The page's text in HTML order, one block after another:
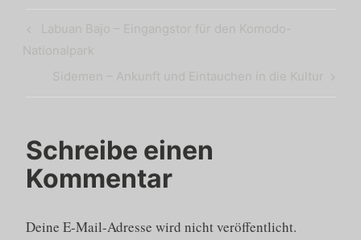
Beitragsnavigation
Previous
Post
Labuan Bajo – Eingangstor für den Komodo-
Nationalpark
Next
Sidemen – Ankunft und Eintauchen in die Kultur
Schreibe einen
Kommentar
Deine E-Mail-Adresse wird nicht veröffentlicht.